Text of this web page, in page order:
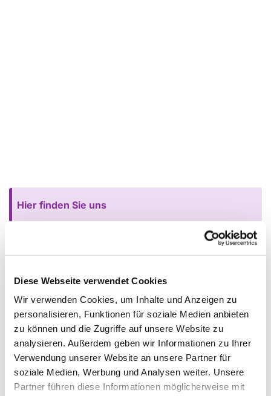
Diese Webseite verwendet Cookies
Wir verwenden Cookies, um Inhalte und Anzeigen zu
personalisieren, Funktionen für soziale Medien anbieten
zu können und die Zugriffe auf unsere Website zu
analysieren. Außerdem geben wir Informationen zu Ihrer
Verwendung unserer Website an unsere Partner für
soziale Medien, Werbung und Analysen weiter. Unsere
Partner führen diese Informationen möglicherweise mit
Hier finden Sie uns
Erlöserkirche/Gemeindehaus/ Gemeindebüro
Verl
Tel.: 05246 3650
gt-kg-verl@kk-ekvw.de
Öffnungszeiten:
dienstags: 10:00-12:00 Uhr
donnerstags: 16:00-18:00 Uhr
Friedhof Sürenheide
Königsberger Str. 39
Jugendhaus OASE